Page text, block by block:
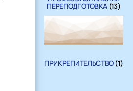
ПЕРЕПОДГОТОВКА (13)
ПРИКРЕПИТЕЛЬСТВО (1)